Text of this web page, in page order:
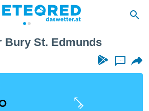
Bury St. Edmunds
...